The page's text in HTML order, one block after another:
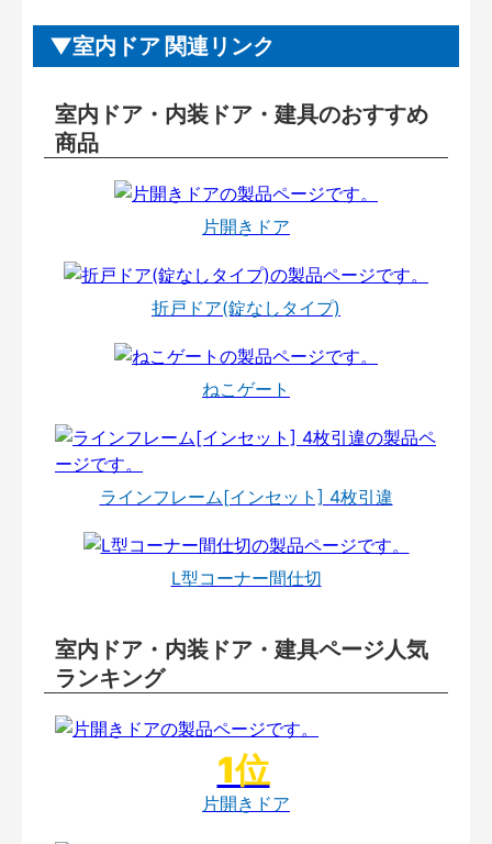
室内ドア 関連リンク
室内ドア・内装ドア・建具のおすすめ
商品
片開きドア
折戸ドア(錠なしタイプ)
ねこゲート
ラインフレーム[インセット] 4枚引違
L型コーナー間仕切
室内ドア・内装ドア・建具ページ人気
ランキング
片開きドア